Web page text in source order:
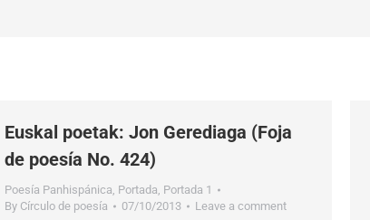
Euskal poetak: Jon Gerediaga (Foja
de poesía No. 424)
Poesía Panhispánica, Portada, Portada 1
By Círculo de poesía 07/10/2013 Leave a comment